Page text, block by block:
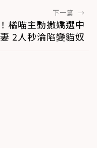
下一篇 →
橘喵主動撒嬌選中
2人秒淪陷變貓奴